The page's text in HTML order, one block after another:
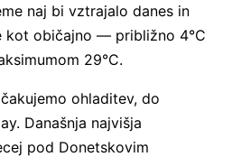
naj bi vztrajalo danes in
kot običajno — približno 4°C
29°C.
ohladitev, do
Današnja najvišja
pod Donetskovim